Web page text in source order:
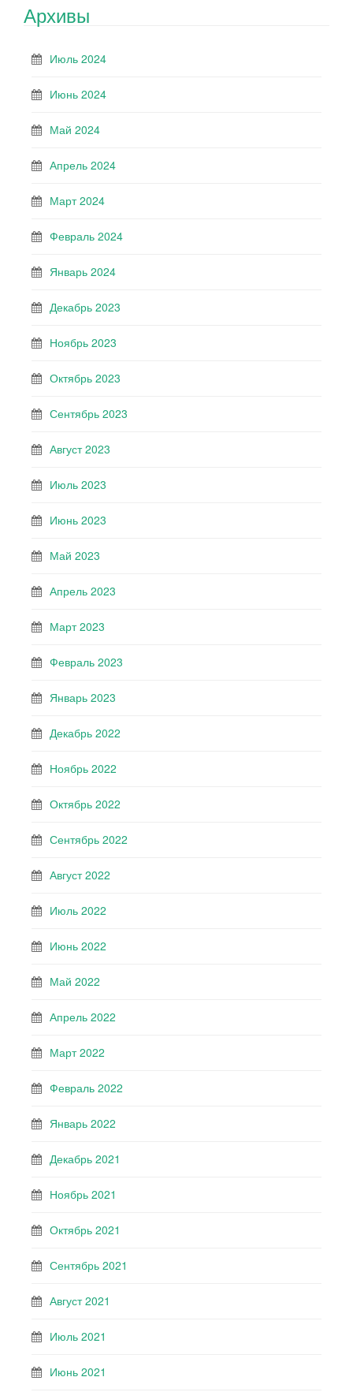
Архивы
Июль 2024
Июнь 2024
Май 2024
Апрель 2024
Март 2024
Февраль 2024
Январь 2024
Декабрь 2023
Ноябрь 2023
Октябрь 2023
Сентябрь 2023
Август 2023
Июль 2023
Июнь 2023
Май 2023
Апрель 2023
Март 2023
Февраль 2023
Январь 2023
Декабрь 2022
Ноябрь 2022
Октябрь 2022
Сентябрь 2022
Август 2022
Июль 2022
Июнь 2022
Май 2022
Апрель 2022
Март 2022
Февраль 2022
Январь 2022
Декабрь 2021
Ноябрь 2021
Октябрь 2021
Сентябрь 2021
Август 2021
Июль 2021
Июнь 2021